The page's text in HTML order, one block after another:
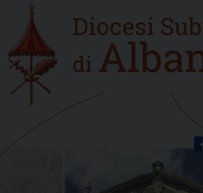
content
Home
new